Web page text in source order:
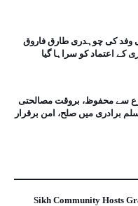
وفد کی چوہدری طارق فاروق
کے اعتماد کو سراہا گیا
سے محفوظ، بروقت مصالحتی
برادری میں صلح، امن برقرار
Sikh Community Hosts